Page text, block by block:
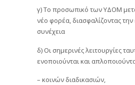
γ) Το προσωπικό των ΥΔΟΜ
νέο φορέα, διασφαλίζοντας
συνέχεια
δ) Οι σημερινές λειτουργίες
ενοποιούνται και
– κοινών διαδικασιών,